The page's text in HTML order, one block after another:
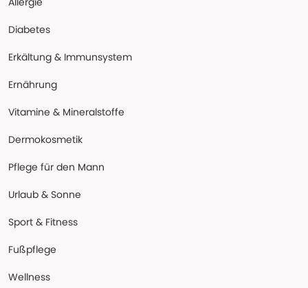
Diabetes
Erkältung & Immunsystem
Ernährung
Vitamine & Mineralstoffe
Dermokosmetik
Pflege für den Mann
Urlaub & Sonne
Sport & Fitness
Fußpflege
Wellness